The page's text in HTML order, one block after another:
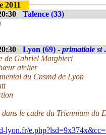
2011
Talence (33)
Lyon (69) - primatiale st
de Gabriel Marghieri
atelier
du Cnsmd de Lyon
le cadre du Triennium du
lyon.fr/